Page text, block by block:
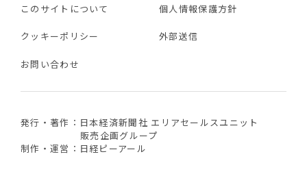
このサイトについて 個人情報保護方針
クッキーポリシー 外部送信
お問い合わせ
発行・著作：日本経済新聞社 エリアセールスユニット
販売企画グループ
制作・運営：日経ピーアール